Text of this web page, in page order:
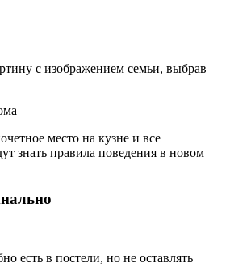
с изображением семьи, выбрав
место на кузне и все
знать правила поведения в новом
есть в постели, но не оставлять